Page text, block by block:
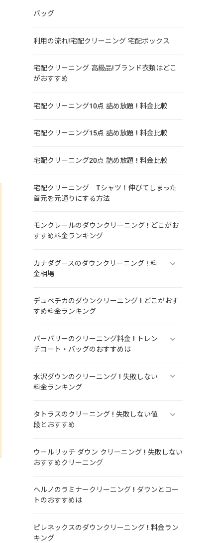
バッグ
利用の流れ!宅配クリーニング 宅配ボックス
宅配クリーニング 高級品!ブランド衣類はどこ
がおすすめ
宅配クリーニング10点 詰め放題 ! 料金比較
宅配クリーニング15点 詰め放題 ! 料金比較
宅配クリーニング20点 詰め放題 ! 料金比較
宅配クリーニング Tシャツ！伸びてしまった
首元を元通りにする方法
モンクレールのダウンクリーニング ! どこがお
すすめ料金ランキング
カナダグースのダウンクリーニング ! 料
金相場
デュベチカのダウンクリーニング ! どこがおす
すめ料金ランキング
バーバリーのクリーニング料金 ! トレン
チコート・バッグのおすすめは
水沢ダウンのクリーニング ! 失敗しない
料金ランキング
タトラスのクリーニング ! 失敗しない値
段とおすすめ
ウールリッチ ダウン クリーニング ! 失敗しない
おすすめクリーニング
ヘルノのラミナークリーニング ! ダウンとコー
トのおすすめは
ピレネックスのダウンクリーニング ! 料金ラン
キング